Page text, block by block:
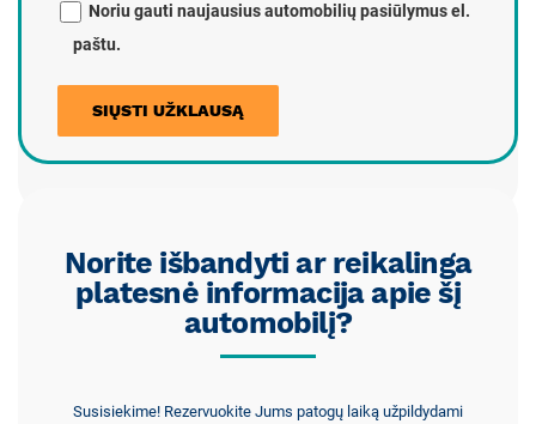
Noriu gauti naujausius automobilių pasiūlymus el.
paštu.
Norite išbandyti ar reikalinga
platesnė informacija apie šį
automobilį?
Susisiekime! Rezervuokite Jums patogų laiką užpildydami